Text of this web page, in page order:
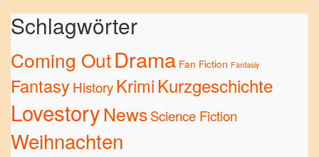
Schlagwörter
Coming OutDrama Fan Fiction Fantasiy
FantasyHistoryKrimiKurzgeschichte
LovestoryNewsScience Fiction
Weihnachten